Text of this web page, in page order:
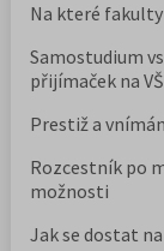
Na které
Samostudium
přijímaček na
Prestiž a
Rozcestník po
možnosti
Jak se dostat